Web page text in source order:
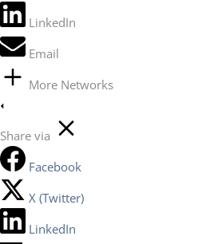
LinkedIn
Email
More Networks
Share via
Facebook
X (Twitter)
LinkedIn